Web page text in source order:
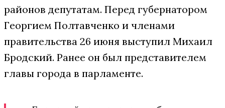
районов депутатам. Перед губернатором
Георгием Полтавченко и членами
правительства 26 июня выступил Михаил
Бродский. Ранее он был представителем
главы города в парламенте.